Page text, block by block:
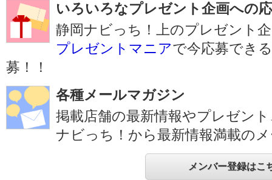
いろいろなプレゼント企画への
静岡ナビっち！上のプレゼント
プレゼントマニアで今応募でき
募！！
各種メールマガジン
掲載店舗の最新情報やプレゼン
ナビっち！から最新情報満載の
メンバー登録はこ